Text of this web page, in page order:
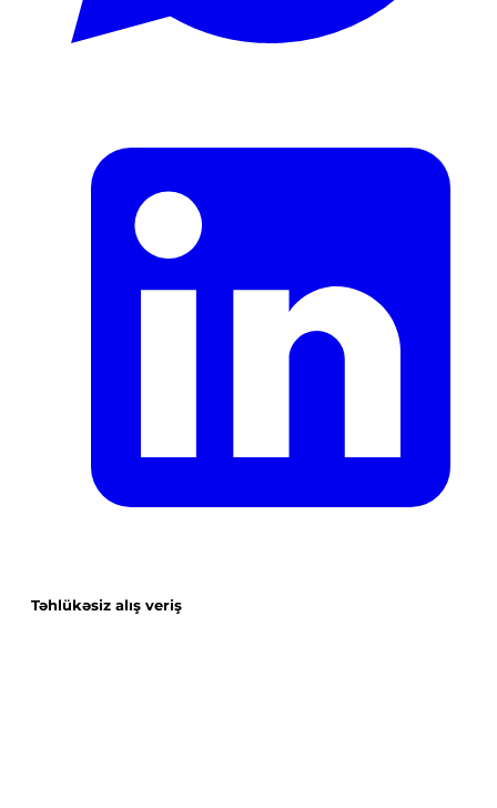
Təhlükəsiz alış veriş